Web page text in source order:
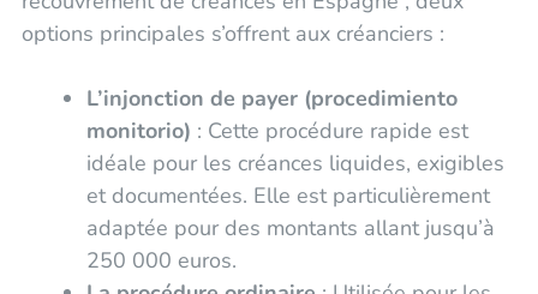
options principales s’offrent aux créanciers :
L’injonction de payer (procedimiento
monitorio) : Cette procédure rapide est
idéale pour les créances liquides, exigibles
et documentées. Elle est particulièrement
adaptée pour des montants allant jusqu’à
250 000 euros.